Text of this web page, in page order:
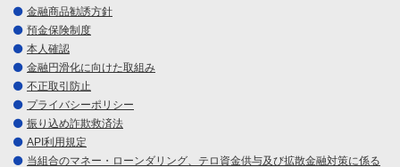
金融商品勧誘方針
預金保険制度
本人確認
金融円滑化に向けた取組み
不正取引防止
プライバシーポリシー
振り込め詐欺救済法
API利用規定
当組合のマネー・ローンダリング、テロ資金供与及び拡散金融対策に係る